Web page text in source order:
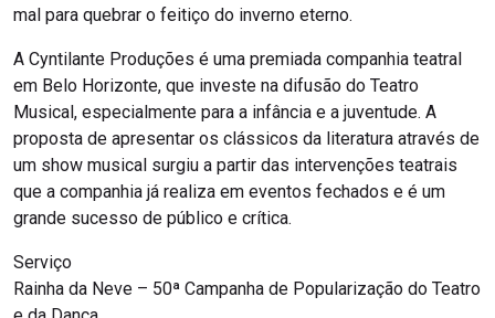
mal para quebrar o feitiço do inverno eterno.
A Cyntilante Produções é uma premiada companhia teatral
em Belo Horizonte, que investe na difusão do Teatro
Musical, especialmente para a infância e a juventude. A
proposta de apresentar os clássicos da literatura através de
um show musical surgiu a partir das intervenções teatrais
que a companhia já realiza em eventos fechados e é um
grande sucesso de público e crítica.
Serviço
Rainha da Neve – 50ª Campanha de Popularização do Teatro